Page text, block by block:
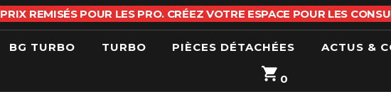
PRIX REMISÉS POUR LES PRO. CRÉEZ VOTRE ESPACE POUR LES
BG TURBO TURBO PIÈCES DÉTACHÉES ACTUS &
0